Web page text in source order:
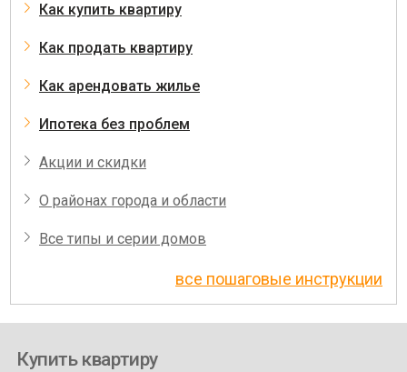
Как купить квартиру
Как продать квартиру
Как арендовать жилье
Ипотека без проблем
Акции и скидки
О районах города и области
Все типы и серии домов
все пошаговые инструкции
Купить квартиру